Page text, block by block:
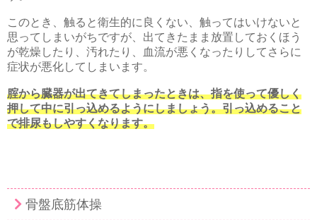
このとき、触ると衛生的に良くない、触ってはいけないと
思ってしまいがちですが、出てきたまま放置しておくほう
が乾燥したり、汚れたり、血流が悪くなったりしてさらに
症状が悪化してしまいます。
腟から臓器が出てきてしまったときは、指を使って優しく
押して中に引っ込めるようにしましょう。引っ込めること
で排尿もしやすくなります。
骨盤底筋体操